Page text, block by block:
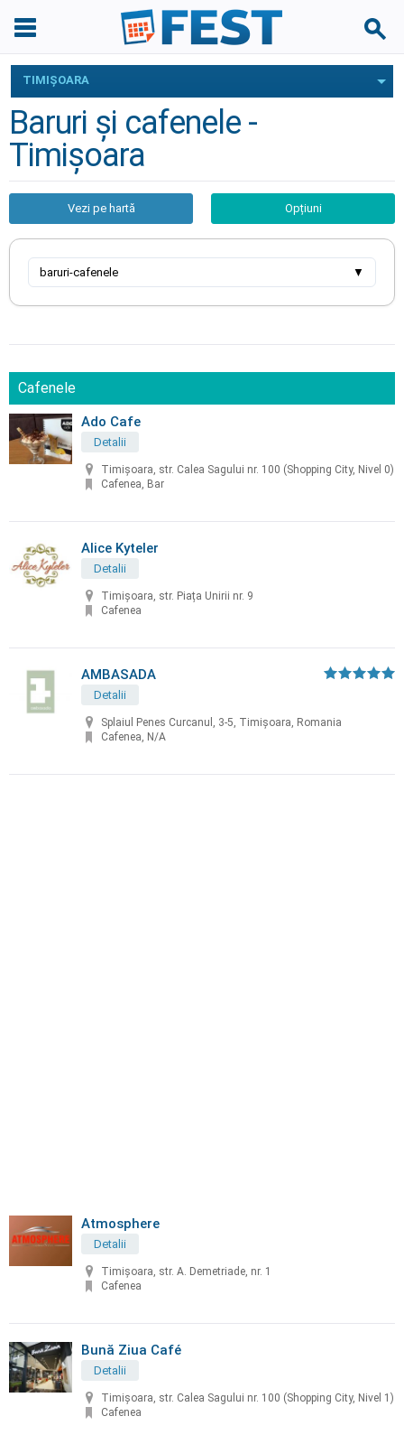
TIMIŞOARA
Baruri și cafenele -
Timişoara
Vezi pe hartă Opțiuni
baruri-cafenele ▼
Cafenele
Ado Cafe
Detalii
Timișoara, str. Calea Sagului nr. 100 (Shopping City, Nivel 0)
Cafenea, Bar
Alice Kyteler
Detalii
Timișoara, str. Piața Unirii nr. 9
Cafenea
AMBASADA
Detalii
Splaiul Penes Curcanul, 3-5, Timișoara, Romania
Cafenea, N/A
Atmosphere
Detalii
Timișoara, str. A. Demetriade, nr. 1
Cafenea
Bună Ziua Café
Detalii
Timișoara, str. Calea Sagului nr. 100 (Shopping City, Nivel 1)
Cafenea